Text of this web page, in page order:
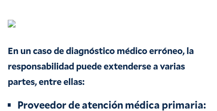
En un caso de diagnóstico médico erróneo, la
responsabilidad puede extenderse a varias
partes, entre ellas:
Proveedor de atención médica primaria: